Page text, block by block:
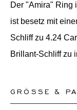
Der "Amira" Ring
ist besetz mit
Schliff zu 4.24
Brillant-Schliff zu
GRÖSSE &